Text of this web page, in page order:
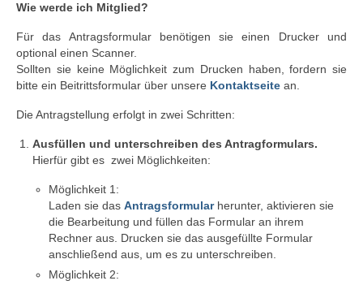
Wie werde ich Mitglied?
Für das Antragsformular benötigen sie einen Drucker und
optional einen Scanner.
Sollten sie keine Möglichkeit zum Drucken haben, fordern sie
bitte ein Beitrittsformular über unsere Kontaktseite an.
Die Antragstellung erfolgt in zwei Schritten:
Ausfüllen und unterschreiben des Antragformulars.
Hierfür gibt es zwei Möglichkeiten:
Möglichkeit 1:
Laden sie das Antragsformularherunter, aktivieren sie
die Bearbeitung und füllen das Formular an ihrem
Rechner aus. Drucken sie das ausgefüllte Formular
anschließend aus, um es zu unterschreiben.
Möglichkeit 2: